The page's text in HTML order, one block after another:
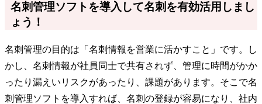
名刺管理ソフトを導入して名刺を有効活用しまし
ょう！
名刺管理の目的は「名刺情報を営業に活かすこと」です。し
かし、名刺情報が社員同士で共有されず、管理に時間がかか
ったり漏えいリスクがあったり、課題があります。そこで名
刺管理ソフトを導入すれば、名刺の登録が容易になり、社内